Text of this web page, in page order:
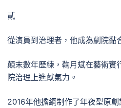
貳
從演員到治理者，他成為劇院黏
顛末數年歷練，鞠月斌在藝術實
院治理上進獻氣力。
2016年他擔綱制作了年夜型原